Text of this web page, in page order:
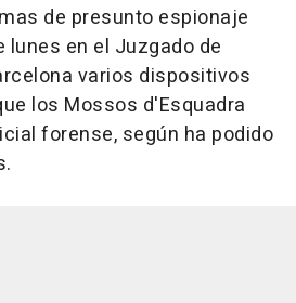
de presunto espionaje
lunes en el Juzgado de
varios dispositivos
los Mossos d'Esquadra
forense, según ha podido